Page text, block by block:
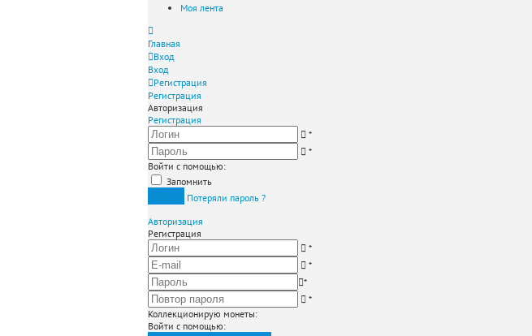
Моя лента
Главная
Вход
Вход
Регистрация
Регистрация
Авторизация
Регистрация
*
*
Войти с помощью:
Запомнить
Потеряли пароль ?
Авторизация
Регистрация
*
*
*
*
Коллекционирую монеты:
Войти с помощью: